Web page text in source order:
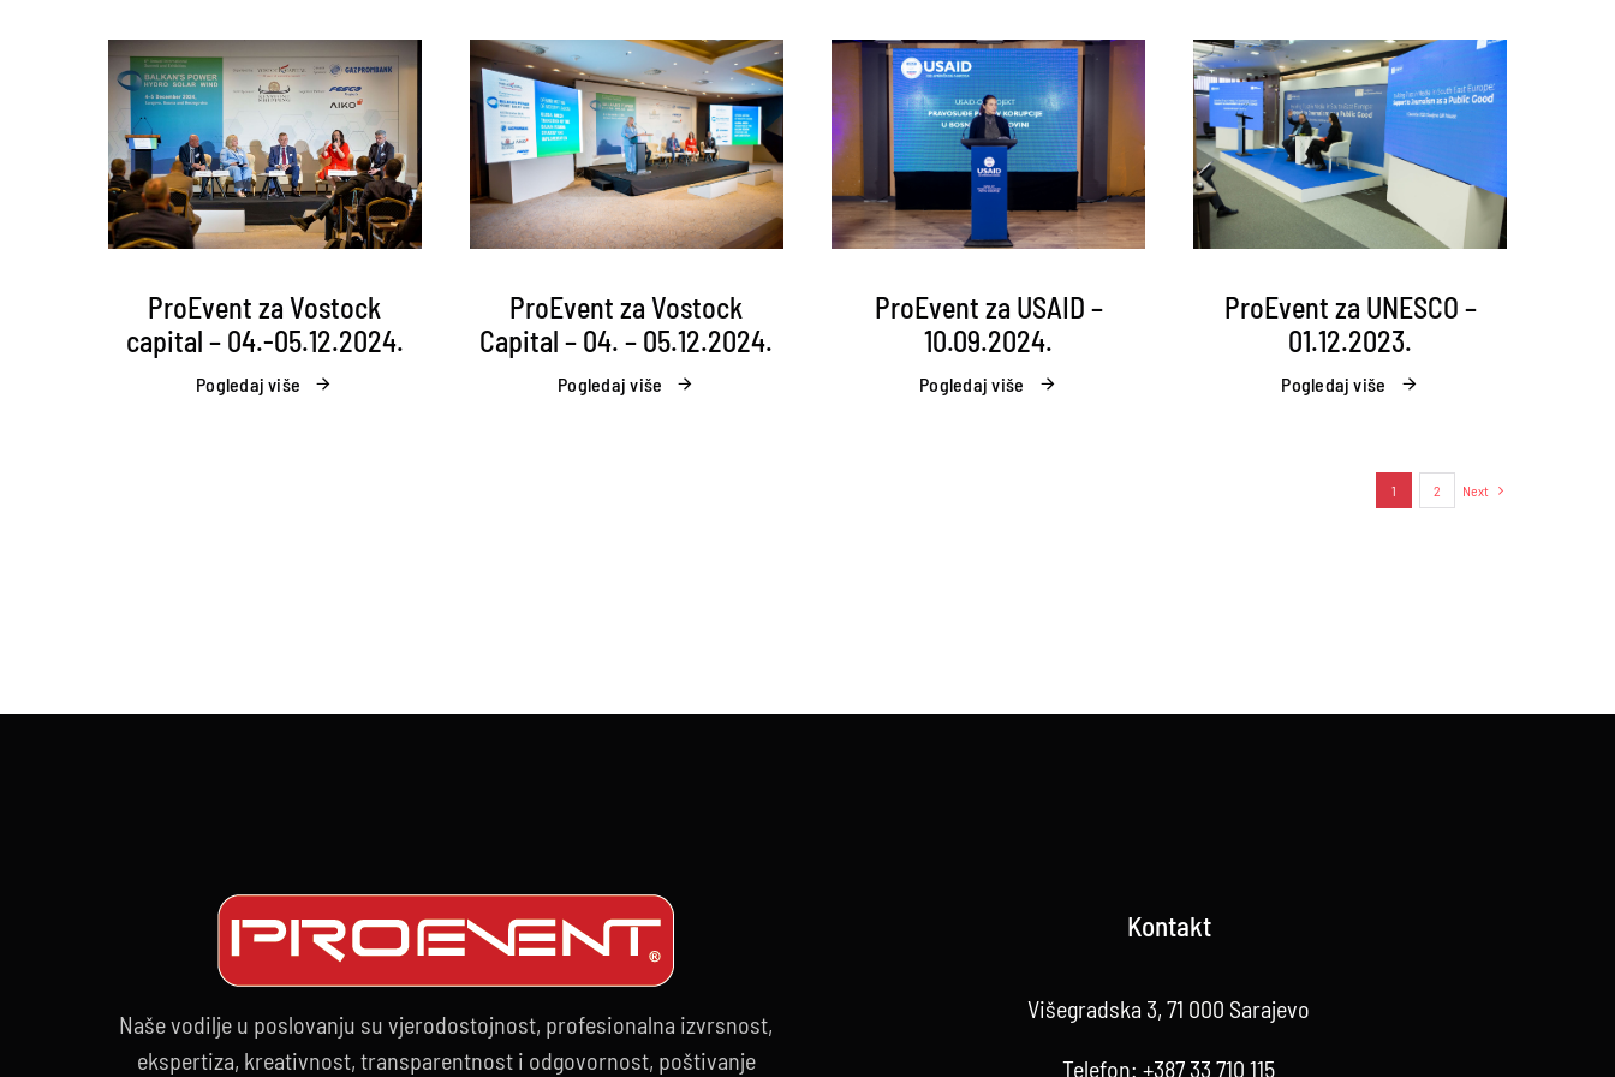
ProEvent za Vostock
capital – 04.-05.12.2024.
Pogledaj više
ProEvent za Vostock
Capital – 04. – 05.12.2024.
Pogledaj više
ProEvent za USAID –
10.09.2024.
Pogledaj više
ProEvent za UNESCO –
01.12.2023.
Pogledaj više
1 2 Next
Naše vodilje u poslovanju su vjerodostojnost, profesionalna izvrsnost,
ekspertiza, kreativnost, transparentnost i odgovornost, poštivanje
Kontakt
Višegradska 3, 71 000 Sarajevo
Telefon:+387 33 710 115